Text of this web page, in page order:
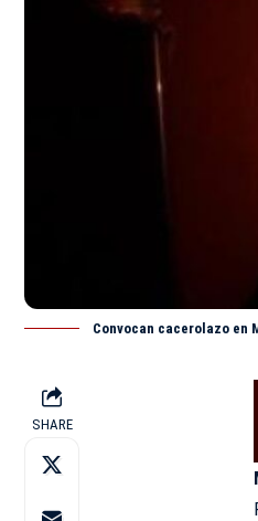
Convocan cacerolazo en
SHARE